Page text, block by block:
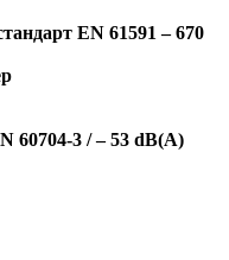
EN 61591 – 670
60704-3 / – 53 dB(A)